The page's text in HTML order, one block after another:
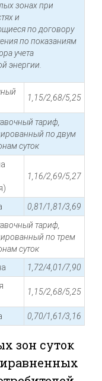
зонах при
и
по договору
по показаниям
учета
энергии.
1,15/2,68/5,25
тариф,
по двум
суток
1,16/2,69/5,27
0,81/1,81/3,69
тариф,
по трем
суток
1,72/4,01/7,90
1,15/2,68/5,25
0,70/1,61/3,16
зон суток